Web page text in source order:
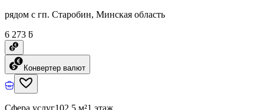
рядом с гп. Старобин, Минская область
6 273 ƃ
Конвертер валют
Сфера услуг102.5 м²1 этаж